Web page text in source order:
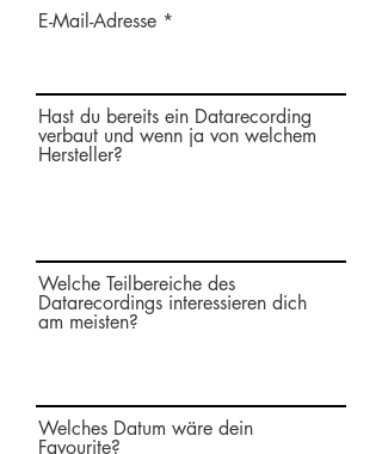
E-Mail-Adresse
Hast du bereits ein Datarecording
verbaut und wenn ja von welchem
Hersteller?
Welche Teilbereiche des
Datarecordings interessieren dich
am meisten?
Welches Datum wäre dein
Favourite?